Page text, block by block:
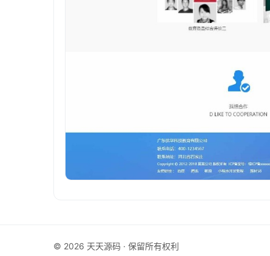
© 2026 天天源码 · 保留所有权利